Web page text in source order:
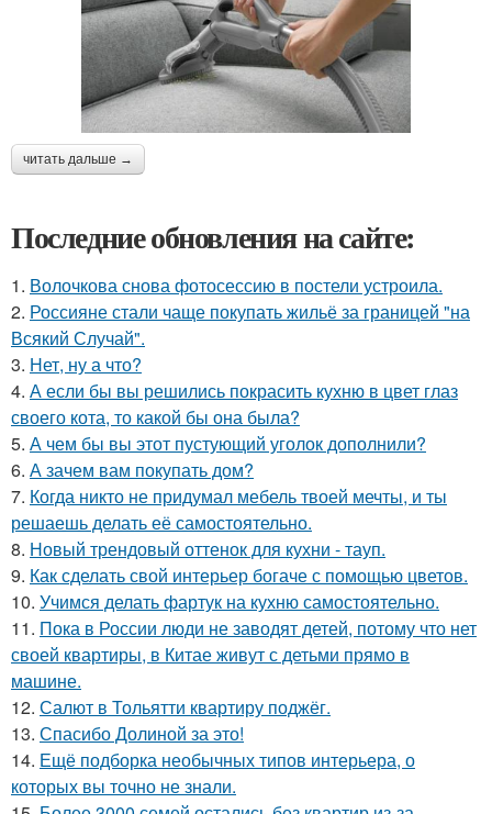
читать дальше →
Последние обновления на сайте:
1. Волочкова снова фотосессию в постели устроила.
2. Россияне стали чаще покупать жильё за границей "на
Всякий Случай".
3. Нет, ну а что?
4. А если бы вы решились покрасить кухню в цвет глаз
своего кота, то какой бы она была?
5. А чем бы вы этот пустующий уголок дополнили?
6. А зачем вам покупать дом?
7. Когда никто не придумал мебель твоей мечты, и ты
решаешь делать её самостоятельно.
8. Новый трендовый оттенок для кухни - тауп.
9. Как сделать свой интерьер богаче с помощью цветов.
10. Учимся делать фартук на кухню самостоятельно.
11. Пока в России люди не заводят детей, потому что нет
своей квартиры, в Китае живут с детьми прямо в
машине.
12. Салют в Тольятти квартиру поджёг.
13. Спасибо Долиной за это!
14. Ещё подборка необычных типов интерьера, о
которых вы точно не знали.